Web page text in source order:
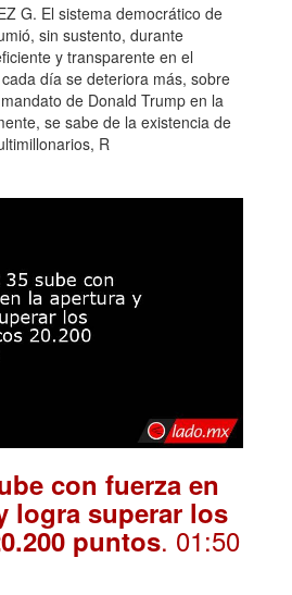
G. El sistema democrático de
sin sustento, durante
y transparente en el
día se deteriora más, sobre
de Donald Trump en la
se sabe de la existencia de
R
con fuerza en
logra superar los
puntos. 01:50